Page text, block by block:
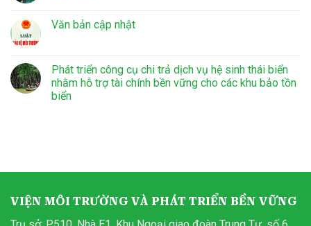
Văn bản cập nhật
Phát triển công cụ chi trả dịch vụ hệ sinh thái biển
nhằm hỗ trợ tài chính bền vững cho các khu bảo tồn
biển
VIỆN MÔI TRƯỜNG VÀ PHÁT TRIỂN BỀN VỮNG